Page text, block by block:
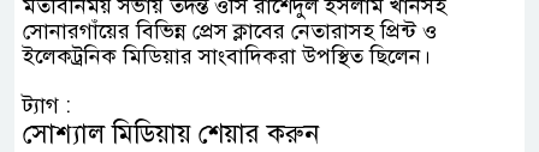
মতবিনিময় সভায় তদন্ত ওসি রাশেদুল ইসলাম খানসহ
সোনারগাঁয়ের বিভিন্ন প্রেস ক্লাবের নেতারাসহ প্রিন্ট ও
ইলেকট্রনিক মিডিয়ার সাংবাদিকরা উপস্থিত ছিলেন।
ট্যাগ :
সোশ্যাল মিডিয়ায় শেয়ার করুন